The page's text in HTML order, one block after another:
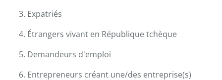
Expatriés
Étrangers vivant en République tchèque
Demandeurs d'emploi
Entrepreneurs créant une/des entreprise(s)